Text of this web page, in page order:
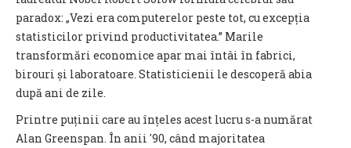
paradox: „Vezi era computerelor peste tot, cu excepția
statisticilor privind productivitatea.” Marile
transformări economice apar mai întâi în fabrici,
birouri și laboratoare. Statisticienii le descoperă abia
după ani de zile.
Printre puținii care au înțeles acest lucru s-a numărat
Alan Greenspan. În anii '90, când majoritatea